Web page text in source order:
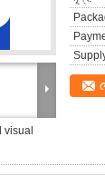
visual